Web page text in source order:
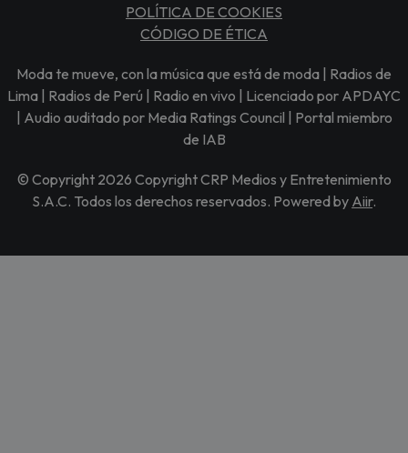
POLÍTICA DE COOKIES
CÓDIGO DE ÉTICA
Moda te mueve, con la música que está de moda | Radios de
Lima | Radios de Perú | Radio en vivo | Licenciado por APDAYC
| Audio auditado por Media Ratings Council | Portal miembro
de IAB
© Copyright 2026 Copyright CRP Medios y Entretenimiento
S.A.C. Todos los derechos reservados. Powered by Aiir.